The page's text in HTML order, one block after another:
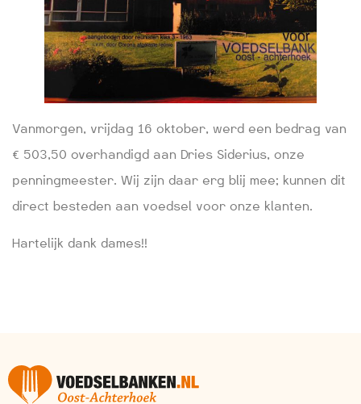
Vanmorgen, vrijdag 16 oktober, werd een bedrag van
€ 503,50 overhandigd aan Dries Siderius, onze
penningmeester. Wij zijn daar erg blij mee; kunnen dit
direct besteden aan voedsel voor onze klanten.
Hartelijk dank dames!!